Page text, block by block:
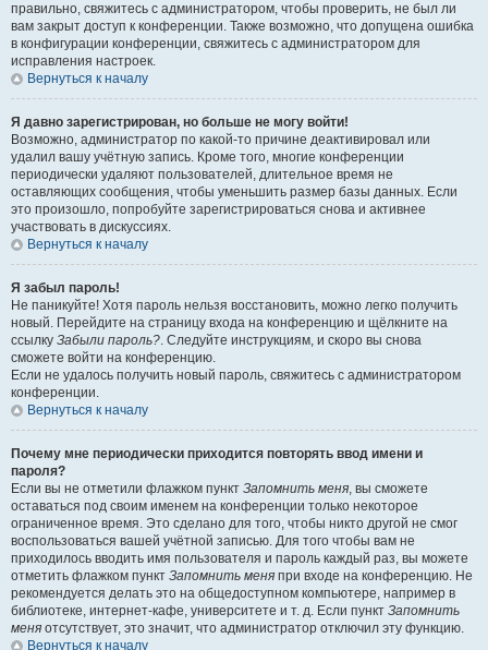
правильно, свяжитесь с администратором, чтобы проверить, не был ли
вам закрыт доступ к конференции. Также возможно, что допущена ошибка
в конфигурации конференции, свяжитесь с администратором для
исправления настроек.
Вернуться к началу
Я давно зарегистрирован, но больше не могу войти!
Возможно, администратор по какой-то причине деактивировал или
удалил вашу учётную запись. Кроме того, многие конференции
периодически удаляют пользователей, длительное время не
оставляющих сообщения, чтобы уменьшить размер базы данных. Если
это произошло, попробуйте зарегистрироваться снова и активнее
участвовать в дискуссиях.
Вернуться к началу
Я забыл пароль!
Не паникуйте! Хотя пароль нельзя восстановить, можно легко получить
новый. Перейдите на страницу входа на конференцию и щёлкните на
ссылку Забыли пароль?. Следуйте инструкциям, и скоро вы снова
сможете войти на конференцию.
Если не удалось получить новый пароль, свяжитесь с администратором
конференции.
Вернуться к началу
Почему мне периодически приходится повторять ввод имени и
пароля?
Если вы не отметили флажком пункт Запомнить меня, вы сможете
оставаться под своим именем на конференции только некоторое
ограниченное время. Это сделано для того, чтобы никто другой не смог
воспользоваться вашей учётной записью. Для того чтобы вам не
приходилось вводить имя пользователя и пароль каждый раз, вы можете
отметить флажком пункт Запомнить меня при входе на конференцию. Не
рекомендуется делать это на общедоступном компьютере, например в
библиотеке, интернет-кафе, университете и т. д. Если пункт Запомнить
меня отсутствует, это значит, что администратор отключил эту функцию.
Вернуться к началу